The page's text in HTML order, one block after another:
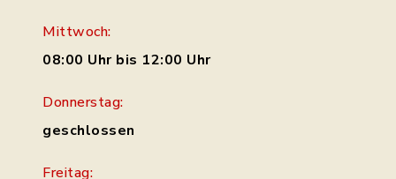
Mittwoch:
08:00 Uhr bis 12:00 Uhr
Donnerstag:
geschlossen
Freitag: